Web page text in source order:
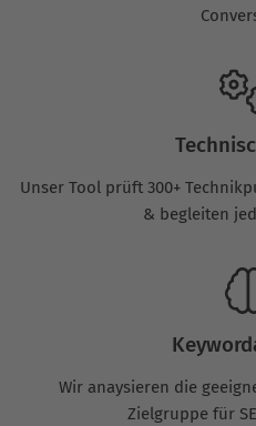
Unser Tool prüft 300+
& begleiten
Wir anaysieren die
Zielgruppe für